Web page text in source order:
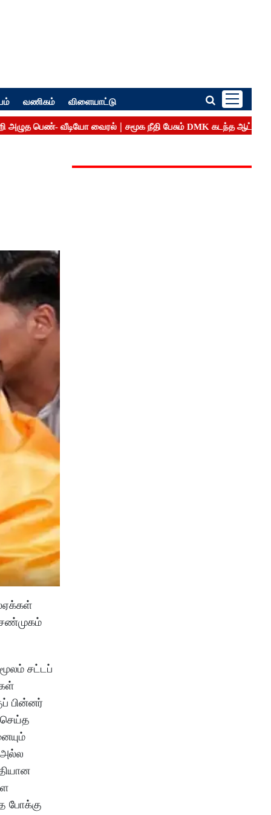
வணிகம் விளையாட்டு
சட்டப்
பின்னர்
செய்த
அல்ல
போக்கு